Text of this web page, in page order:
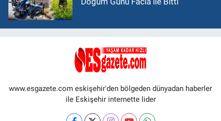
www.esgazete.com eskişehir'den bölgeden dünyadan haberler
ile Eskişehir internette lider